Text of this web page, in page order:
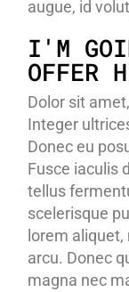
augue, id
I'M
OFFER
Dolor sit
Integer
Donec eu
Fusce iaculis
tellus
scelerisque
lorem
arcu. Donec
magna nec